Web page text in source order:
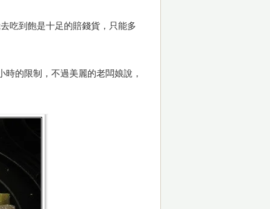
吃到飽是十足的賠錢貨，只能多
的限制，不過美麗的老闆娘說，